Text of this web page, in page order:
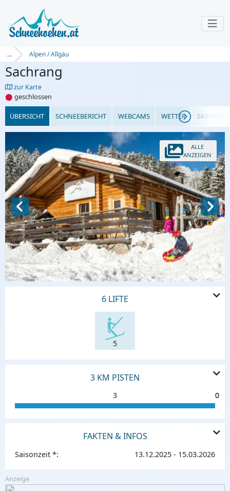
... Alpen / Allgäu
Sachrang
zur Karte
⬤ geschlossen
ÜBERSICHT SCHNEEBERICHT WEBCAMS WETTER
ALLE
ANZEIGEN
6 LIFTE
5
3 KM PISTEN
3 0
0
FAKTEN & INFOS
Saisonzeit *: 13.12.2025 - 15.03.2026
Anzeige